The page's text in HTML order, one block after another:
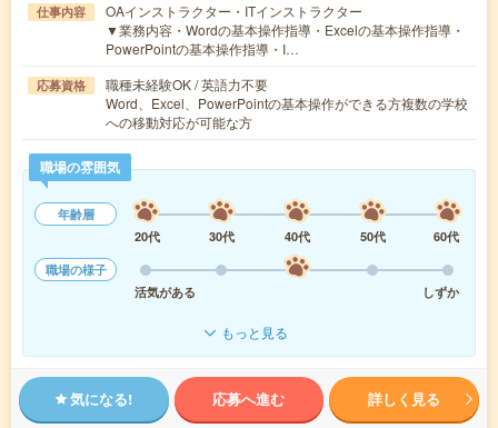
仕事内容
OAインストラクター・ITインストラクター
▼業務内容・Wordの基本操作指導・Excelの基本操作指導・
PowerPointの基本操作指導・I…
応募資格
職種未経験OK / 英語力不要
Word、Excel、PowerPointの基本操作ができる方複数の学校
への移動対応が可能な方
職場の雰囲気
年齢層
20代
30代 40代 50代
60代
職場の様子
活気がある
しずか
もっと見る
気になる! 応募へ進む 詳しく見る